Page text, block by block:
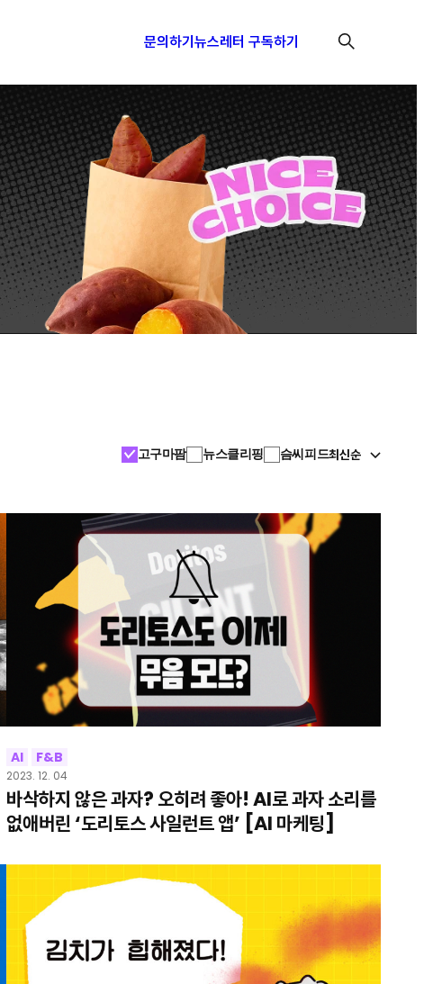
문의하기뉴스레터 구독하기
고구마팜 뉴스클리핑 슴씨피드최신순
AI F&B
2023. 12. 04
바삭하지 않은 과자? 오히려 좋아! AI로 과자 소리를
없애버린 ‘도리토스 사일런트 앱’ [AI 마케팅]